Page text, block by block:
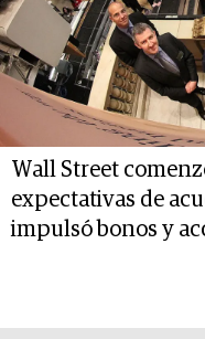
Wall Street
expectativas de
impulsó bonos y